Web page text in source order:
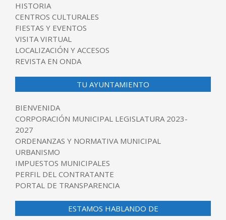
HISTORIA
CENTROS CULTURALES
FIESTAS Y EVENTOS
VISITA VIRTUAL
LOCALIZACIÓN Y ACCESOS
REVISTA EN ONDA
TU AYUNTAMIENTO
BIENVENIDA
CORPORACIÓN MUNICIPAL LEGISLATURA 2023-
2027
ORDENANZAS Y NORMATIVA MUNICIPAL
URBANISMO
IMPUESTOS MUNICIPALES
PERFIL DEL CONTRATANTE
PORTAL DE TRANSPARENCIA
ESTAMOS HABLANDO DE